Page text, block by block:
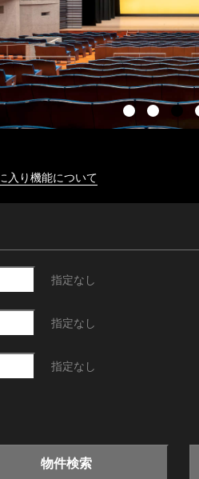
入り機能について
指定なし
指定なし
指定なし
物件検索